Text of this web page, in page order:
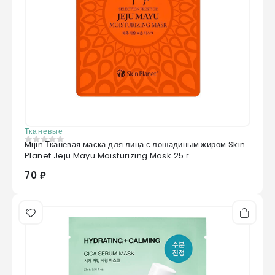
Подходит для сухой, чувствительной и
обезвоженной кожи.
Тканевые
0из 5
Mijin Тканевая маска для лица с лошадиным жиром Skin
Planet Jeju Mayu Moisturizing Mask 25 г
70 ₽